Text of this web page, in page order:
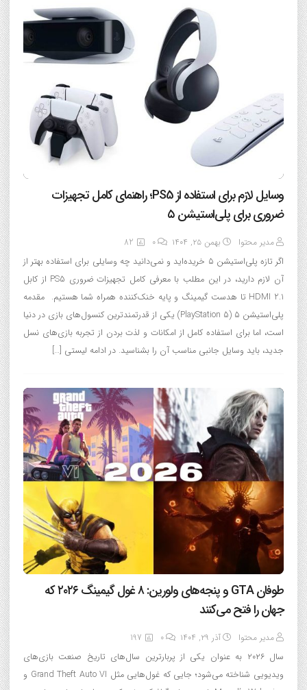
وسایل لازم برای استفاده از PS5؛ راهنمای کامل تجهیزات
ضروری برای پلی‌استیشن ۵
مدیر محتوا بهمن ۲۵, ۱۴۰۴ 0
82
اگر تازه پلی‌استیشن ۵ خریده‌اید و نمی‌دانید چه وسایلی برای استفاده بهتر از
آن لازم دارید، در این مطلب با معرفی کامل تجهیزات ضروری PS5 از کابل
HDMI 2.1 تا هدست گیمینگ و پایه خنک‌کننده همراه شما هستیم. مقدمه
پلی‌استیشن ۵ (PlayStation 5) یکی از قدرتمندترین کنسول‌های بازی در دنیا
است، اما برای استفاده کامل از امکانات و لذت بردن از تجربه بازی‌های نسل
جدید، باید وسایل جانبی مناسب آن را بشناسید. در ادامه لیستی […]
طوفان GTA و پنجه‌های ولورین: ۸ غول گیمینگ ۲۰۲۶ که
جهان را فتح می‌کنند
مدیر محتوا آذر ۲۹, ۱۴۰۴ 0
197
سال ۲۰۲۶ به عنوان یکی از پربارترین سال‌های تاریخ صنعت بازی‌های
ویدیویی شناخته می‌شود؛ جایی که غول‌هایی مثل Grand Theft Auto VI و